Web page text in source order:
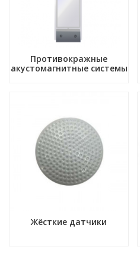
Противокражные
акустомагнитные системы
Жёсткие датчики